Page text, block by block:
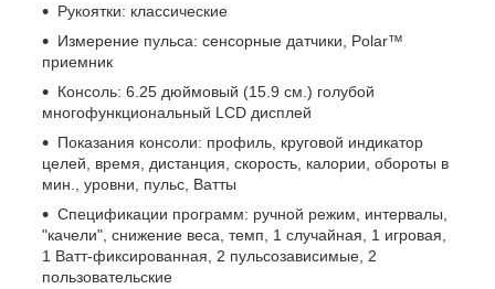
Рукоятки: классические
Измерение пульса: сенсорные датчики, Polar™
приемник
Консоль: 6.25 дюймовый (15.9 см.) голубой
многофункциональный LCD дисплей
Показания консоли: профиль, круговой индикатор
целей, время, дистанция, скорость, калории, обороты в
мин., уровни, пульс, Ватты
Спецификации программ: ручной режим, интервалы,
"качели", снижение веса, темп, 1 случайная, 1 игровая,
1 Ватт-фиксированная, 2 пульсозависимые, 2
пользовательские